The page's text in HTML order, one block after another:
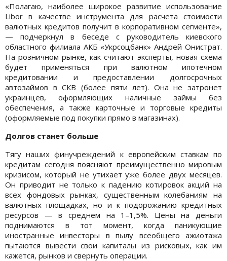
«Полагаю, наиболее широкое развитие использование
Libor в качестве инструмента для расчета стоимости
валютных кредитов получит в корпоративном сегменте»,
— подчеркнул в беседе с руководитель киевского
областного филиала АКБ «Укрсоцбанк» Андрей Онистрат.
На розничном рынке, как считают эксперты, новая схема
будет применяться при валютном ипотечном
кредитовании и предоставлении долгосрочных
автозаймов в СКВ (более пяти лет). Она не затронет
украинцев, оформляющих наличные займы без
обеспечения, а также карточные и торговые кредиты
(оформляемые под покупки прямо в магазинах).
Долгов станет больше
Тягу наших финучреждений к европейским ставкам по
кредитам сегодня поясняют преимущественно мировым
кризисом, который не утихает уже более двух месяцев.
Он приводит не только к падению котировок акций на
всех фондовых рынках, существенным колебаниям на
валютных площадках, но и к подорожанию кредитных
ресурсов — в среднем на 1–1,5%. Цены на деньги
поднимаются в тот момент, когда паникующие
иностранные инвесторы в пылу всеобщего ажиотажа
пытаются вывести свои капиталы из рисковых, как им
кажется, рынков и свернуть операции.